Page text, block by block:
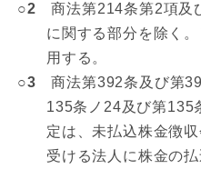
○2 商法第214条第2項及
に関する部分を除く
用する。
○3 商法第392条及び第
135条ノ24及び第135
定は、未払込株金徴
受ける法人に株金の